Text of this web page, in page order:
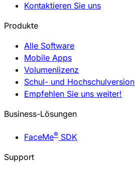
Kontaktieren Sie uns
Produkte
Alle Software
Mobile Apps
Volumenlizenz
Schul- und Hochschulversion
Empfehlen Sie uns weiter!
Business-Lösungen
FaceMe® SDK
Support